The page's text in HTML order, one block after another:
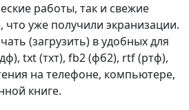
работы, так и свежие
что уже получили экранизации.
(загрузить) в удобных для
txt (тхт), fb2 (фб2), rtf (ртф),
на телефоне, компьютере,
книге.